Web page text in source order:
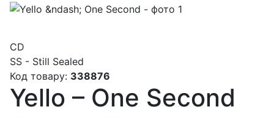
CD
SS - Still Sealed
Код товару: 338876
Yello – One Second